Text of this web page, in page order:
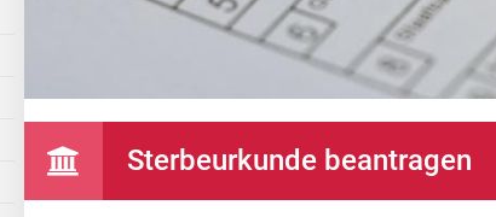
Sterbeurkunde beantragen